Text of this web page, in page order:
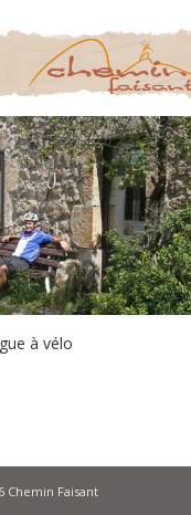
à vélo
Chemin Faisant